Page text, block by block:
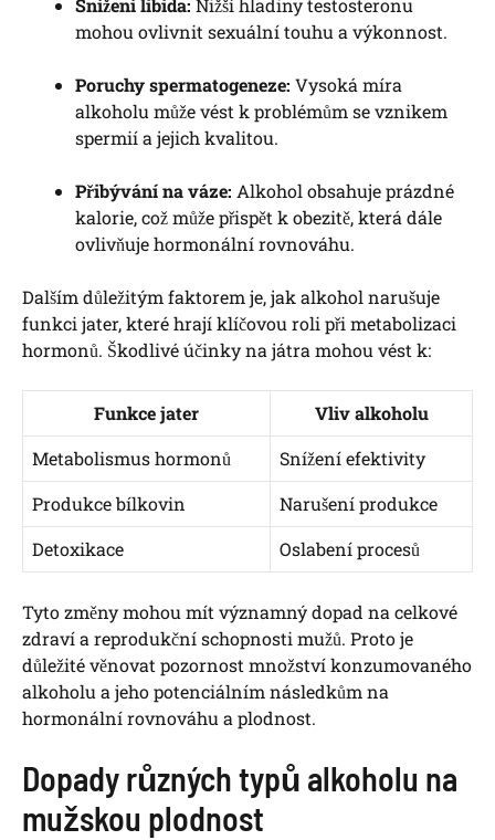
Snížení libida: Nižší hladiny testosteronu
mohou ovlivnit sexuální touhu a výkonnost.
Poruchy spermatogeneze: Vysoká míra
alkoholu může vést k problémům se vznikem
spermií a jejich kvalitou.
Přibývání na váze: Alkohol obsahuje prázdné
kalorie, což může přispět k obezitě, která dále
ovlivňuje hormonální rovnováhu.
Dalším důležitým faktorem je, jak alkohol narušuje
funkci jater, které hrají klíčovou roli při metabolizaci
hormonů. Škodlivé účinky na játra mohou vést k:
Funkce jater
Vliv alkoholu
Metabolismus hormonů
Snížení efektivity
Produkce bílkovin
Narušení produkce
Detoxikace
Oslabení procesů
Tyto změny mohou mít významný dopad na celkové
zdraví a reprodukční schopnosti mužů. Proto je
důležité věnovat pozornost množství konzumovaného
alkoholu a jeho potenciálním následkům na
hormonální rovnováhu a plodnost.
Dopady různých typů alkoholu na
mužskou plodnost